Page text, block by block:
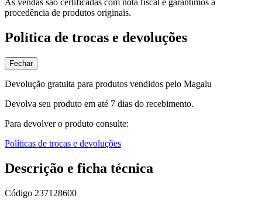
As vendas são certificadas com nota fiscal e garantimos a
procedência de produtos originais.
Política de trocas e devoluções
Fechar
Devolução gratuita para produtos vendidos pelo Magalu
Devolva seu produto em até 7 dias do recebimento.
Para devolver o produto consulte:
Políticas de trocas e devoluções
Descrição e ficha técnica
Código 237128600